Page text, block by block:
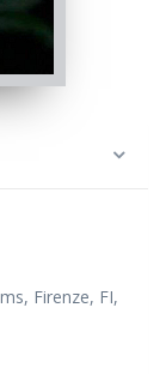
Firenze, FI,